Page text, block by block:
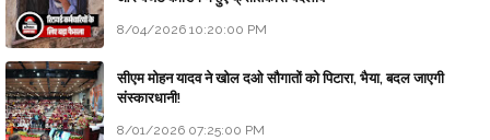
8/04/2026 10:20:00 PM
सीएम मोहन यादव ने खोल दओ सौगातों को पिटारा, भैया, बदल जाएगी
संस्कारधानी!
8/01/2026 07:25:00 PM